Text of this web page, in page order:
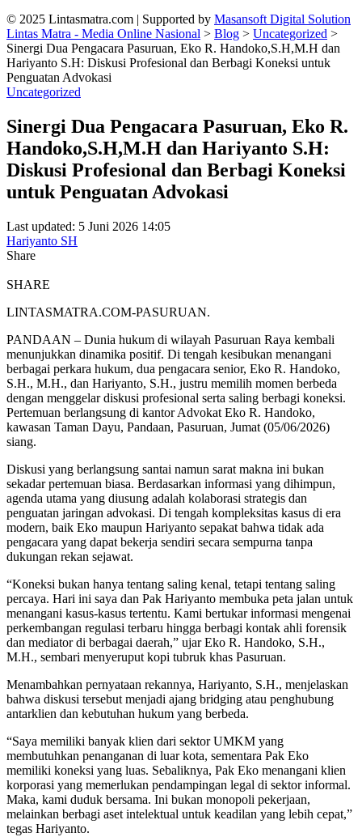
© 2025 Lintasmatra.com | Supported by Masansoft Digital Solution
Lintas Matra - Media Online Nasional > Blog > Uncategorized >
Sinergi Dua Pengacara Pasuruan, Eko R. Handoko,S.H,M.H dan
Hariyanto S.H: Diskusi Profesional dan Berbagi Koneksi untuk
Penguatan Advokasi
Uncategorized
Sinergi Dua Pengacara Pasuruan, Eko R.
Handoko,S.H,M.H dan Hariyanto S.H:
Diskusi Profesional dan Berbagi Koneksi
untuk Penguatan Advokasi
Last updated: 5 Juni 2026 14:05
Hariyanto SH
Share
SHARE
LINTASMATRA.COM-PASURUAN.
PANDAAN – Dunia hukum di wilayah Pasuruan Raya kembali
menunjukkan dinamika positif. Di tengah kesibukan menangani
berbagai perkara hukum, dua pengacara senior, Eko R. Handoko,
S.H., M.H., dan Hariyanto, S.H., justru memilih momen berbeda
dengan menggelar diskusi profesional serta saling berbagi koneksi.
Pertemuan berlangsung di kantor Advokat Eko R. Handoko,
kawasan Taman Dayu, Pandaan, Pasuruan, Jumat (05/06/2026)
siang.
Diskusi yang berlangsung santai namun sarat makna ini bukan
sekadar pertemuan biasa. Berdasarkan informasi yang dihimpun,
agenda utama yang diusung adalah kolaborasi strategis dan
penguatan jaringan advokasi. Di tengah kompleksitas kasus di era
modern, baik Eko maupun Hariyanto sepakat bahwa tidak ada
pengacara yang dapat bekerja sendiri secara sempurna tanpa
dukungan rekan sejawat.
“Koneksi bukan hanya tentang saling kenal, tetapi tentang saling
percaya. Hari ini saya dan Pak Hariyanto membuka peta jalan untuk
menangani kasus-kasus tertentu. Kami bertukar informasi mengenai
perkembangan regulasi terbaru hingga berbagi kontak ahli forensik
dan mediator di berbagai daerah,” ujar Eko R. Handoko, S.H.,
M.H., sembari menyeruput kopi tubruk khas Pasuruan.
Menambahkan pernyataan rekannya, Hariyanto, S.H., menjelaskan
bahwa diskusi tersebut menjadi ajang bridging atau penghubung
antarklien dan kebutuhan hukum yang berbeda.
“Saya memiliki banyak klien dari sektor UMKM yang
membutuhkan penanganan di luar kota, sementara Pak Eko
memiliki koneksi yang luas. Sebaliknya, Pak Eko menangani klien
korporasi yang memerlukan pendampingan legal di sektor informal.
Maka, kami duduk bersama. Ini bukan monopoli pekerjaan,
melainkan berbagi aset intelektual untuk keadilan yang lebih cepat,”
tegas Hariyanto.